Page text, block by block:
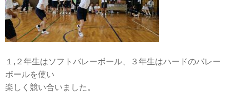
１,２年生はソフトバレーボール、３年生はハードのバレー
ボールを使い
楽しく競い合いました。